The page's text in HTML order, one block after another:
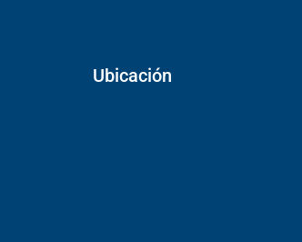
Ubicación